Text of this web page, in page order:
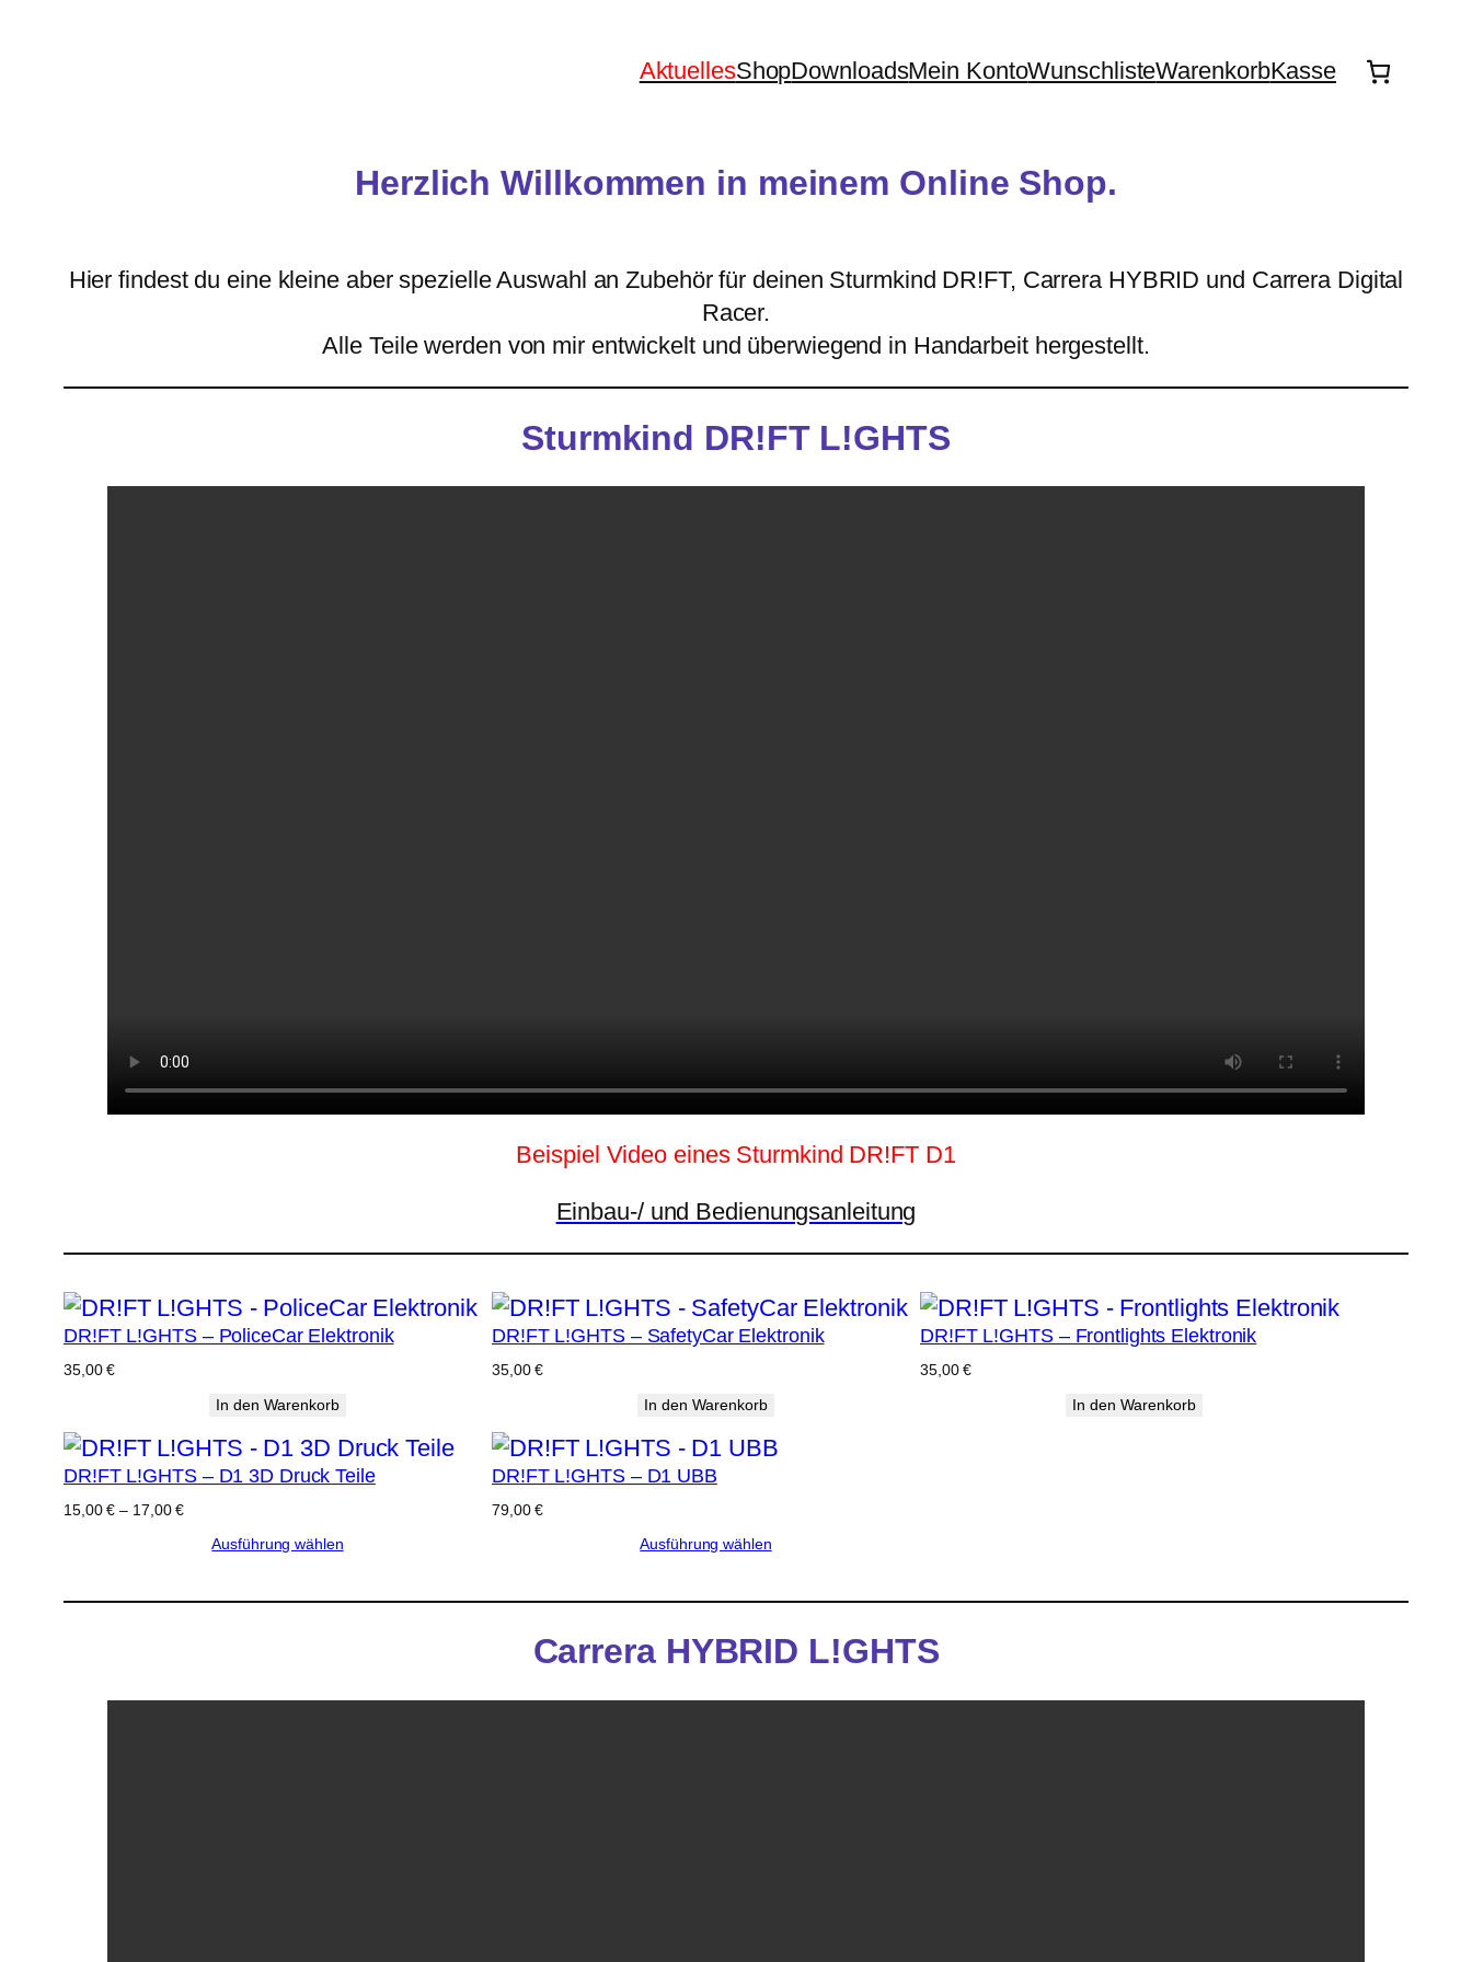
AktuellesShopDownloadsMein KontoWunschlisteWarenkorbKasse
Herzlich Willkommen in meinem Online Shop.
Hier findest du eine kleine aber spezielle Auswahl an Zubehör für deinen Sturmkind DR!FT, Carrera HYBRID und Carrera Digital
Racer.
Alle Teile werden von mir entwickelt und überwiegend in Handarbeit hergestellt.
Sturmkind DR!FT L!GHTS
Beispiel Video eines Sturmkind DR!FT D1
Einbau-/ und Bedienungsanleitung
DR!FT L!GHTS – PoliceCar Elektronik
35,00€
In den Warenkorb
DR!FT L!GHTS – SafetyCar Elektronik
35,00€
In den Warenkorb
DR!FT L!GHTS – Frontlights Elektronik
35,00€
In den Warenkorb
DR!FT L!GHTS – D1 3D Druck Teile
15,00€ – 17,00€Preisspanne:
Ausführung wählen
DR!FT L!GHTS – D1 UBB
79,00€
Ausführung wählen
Carrera HYBRID L!GHTS